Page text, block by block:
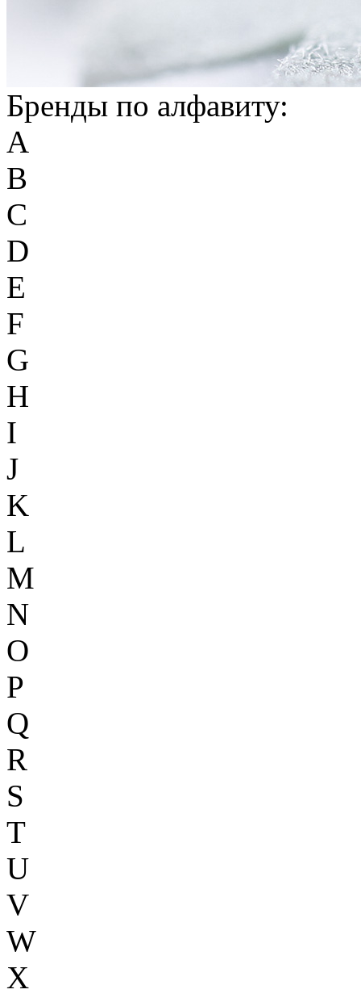
Бренды по алфавиту:
A
B
C
D
E
F
G
H
I
J
K
L
M
N
O
P
Q
R
S
T
U
V
W
X